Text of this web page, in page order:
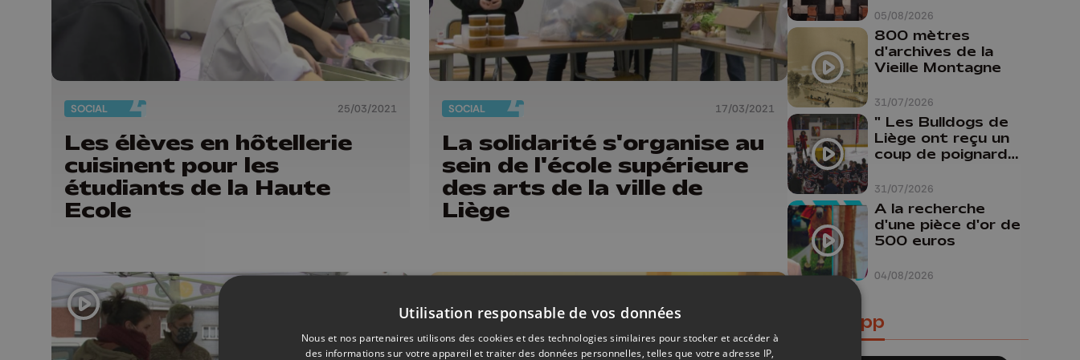
SOCIAL 25/03/2021
Les élèves en hôtellerie
cuisinent pour les
étudiants de la Haute
Ecole
SOCIAL 17/03/2021
La solidarité s'organise au
sein de l'école supérieure
des arts de la ville de
Liège
05/08/2026
Liège
31/07/2026
800 mètres
d'archives de la
Vieille Montagne
31/07/2026
" Les Bulldogs de
Liège ont reçu un
coup de poignard
04/08/2026
A la recherche
d'une pièce d'or de
500 euros
Notre app
Utilisation responsable de vos données
Nous et nos partenaires utilisons des cookies et des technologies similaires pour stocker et accéder à
des informations sur votre appareil et traiter des données personnelles, telles que votre adresse IP,